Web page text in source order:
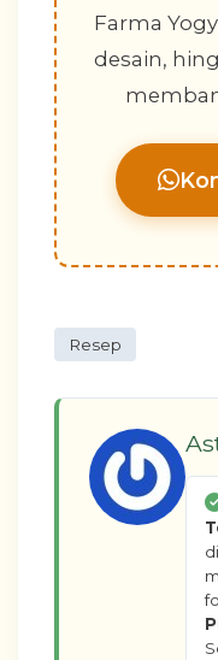
Farma
desain,
Resep